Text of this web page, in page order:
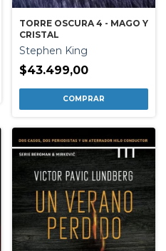
TORRE OSCURA 4 - MAGO Y
CRISTAL
Stephen King
$43.499,00